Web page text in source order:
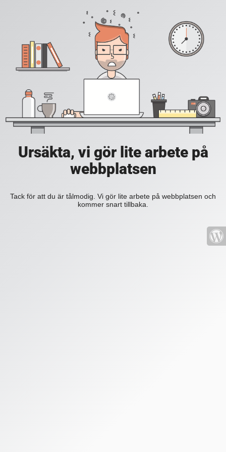
Ursäkta, vi gör lite arbete på
webbplatsen
Tack för att du är tålmodig. Vi gör lite arbete på webbplatsen och
kommer snart tillbaka.